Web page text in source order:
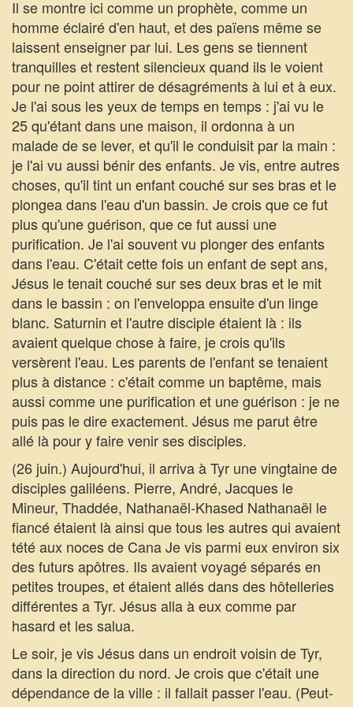
Il se montre ici comme un prophète, comme un
homme éclairé d'en haut, et des païens même se
laissent enseigner par lui. Les gens se tiennent
tranquilles et restent silencieux quand ils le voient
pour ne point attirer de désagréments à lui et à eux.
Je l'ai sous les yeux de temps en temps : j'ai vu le
25 qu'étant dans une maison, il ordonna à un
malade de se lever, et qu'il le conduisit par la main :
je l'ai vu aussi bénir des enfants. Je vis, entre autres
choses, qu'il tint un enfant couché sur ses bras et le
plongea dans l'eau d'un bassin. Je crois que ce fut
plus qu'une guérison, que ce fut aussi une
purification. Je l'ai souvent vu plonger des enfants
dans l'eau. C'était cette fois un enfant de sept ans,
Jésus le tenait couché sur ses deux bras et le mit
dans le bassin : on l'enveloppa ensuite d'un linge
blanc. Saturnin et l'autre disciple étaient là : ils
avaient quelque chose à faire, je crois qu'ils
versèrent l'eau. Les parents de l'enfant se tenaient
plus à distance : c'était comme un baptême, mais
aussi comme une purification et une guérison : je ne
puis pas le dire exactement. Jésus me parut être
allé là pour y faire venir ses disciples.
(26 juin.) Aujourd'hui, il arriva à Tyr une vingtaine de
disciples galiléens. Pierre, André, Jacques le
Mineur, Thaddée, Nathanaël-Khased Nathanaël le
fiancé étaient là ainsi que tous les autres qui avaient
tété aux noces de Cana Je vis parmi eux environ six
des futurs apôtres. Ils avaient voyagé séparés en
petites troupes, et étaient allés dans des hôtelleries
différentes a Tyr. Jésus alla à eux comme par
hasard et les salua.
Le soir, je vis Jésus dans un endroit voisin de Tyr,
dans la direction du nord. Je crois que c'était une
dépendance de la ville : il fallait passer l'eau. (Peut-